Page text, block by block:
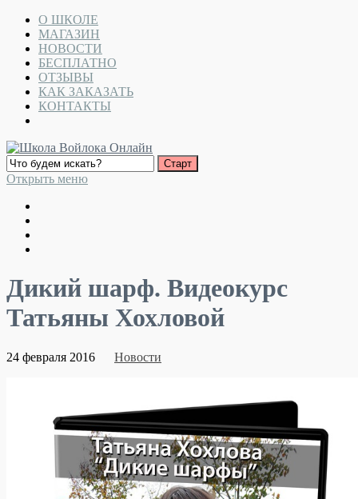
О ШКОЛЕ
МАГАЗИН
НОВОСТИ
БЕСПЛАТНО
ОТЗЫВЫ
КАК ЗАКАЗАТЬ
КОНТАКТЫ
Открыть меню
Дикий шарф. Видеокурс
Татьяны Хохловой
24 февраля 2016 Новости